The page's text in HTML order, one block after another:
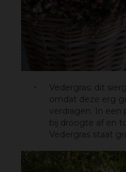
Vedergras: dit
omdat deze erg
verdragen. In een
bij droogte af en
Vedergras staat